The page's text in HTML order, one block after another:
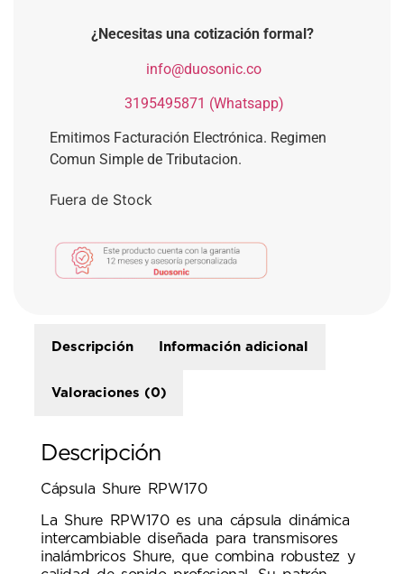
¿Necesitas una cotización formal?
info@duosonic.co
3195495871 (Whatsapp)
Emitimos Facturación Electrónica. Regimen
Comun Simple de Tributacion.
Fuera de Stock
Descripción Información adicional
Valoraciones (0)
Descripción
Cápsula Shure RPW170
La Shure RPW170 es una cápsula dinámica
intercambiable diseñada para transmisores
inalámbricos Shure, que combina robustez y